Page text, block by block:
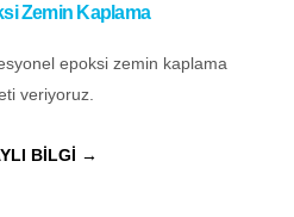
Zemin Kaplama
epoksi zemin kaplama
veriyoruz.
BİLGİ →